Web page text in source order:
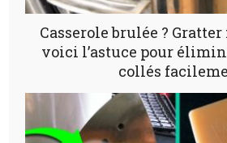
Casserole brulée ?
voici l’astuce pour
collés